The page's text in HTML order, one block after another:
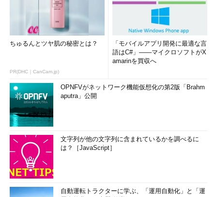
ちゅるんとツヤ肌の秘密とは？
PR(DHC｜CanCam.jp)
「モバイルアプリ開発に最適な言
語はC#」――マイクロソフトがX
amarinを買収へ
OPNFVがネットワーク機能仮想化の第2版「Brahm
aputra」公開
文字列が他の文字列に含まれているかを調べるに
は？［JavaScript］
自動運転トラクターに学ぶ、「運用自動化」と「運